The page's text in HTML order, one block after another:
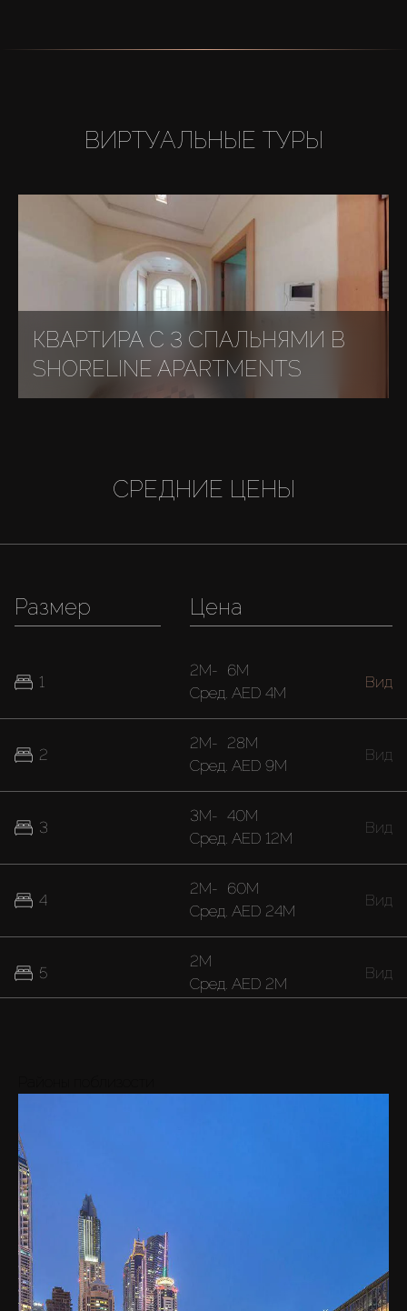
ВИРТУАЛЬНЫЕ ТУРЫ
КВАРТИРА С 3 СПАЛЬНЯМИ В
SHORELINE APARTMENTS
СРЕДНИЕ ЦЕНЫ
Размер
1
2
3
4
5
Цена
2M- 6M
Cред. AED 4M
Вид
2M- 28M
Cред. AED 9M
Вид
3M- 40M
Cред. AED 12M
Вид
2M- 60M
Cред. AED 24M
Вид
2M
Cред. AED 2M
Вид